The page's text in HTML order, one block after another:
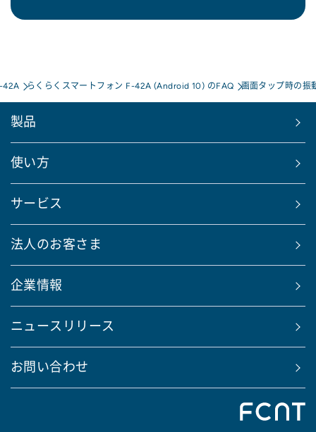
42A らくらくスマートフォン F-42A (Android 10) のFAQ 画面タップ時の振
製品
使い方
サービス
法人のお客さま
企業情報
ニュースリリース
お問い合わせ